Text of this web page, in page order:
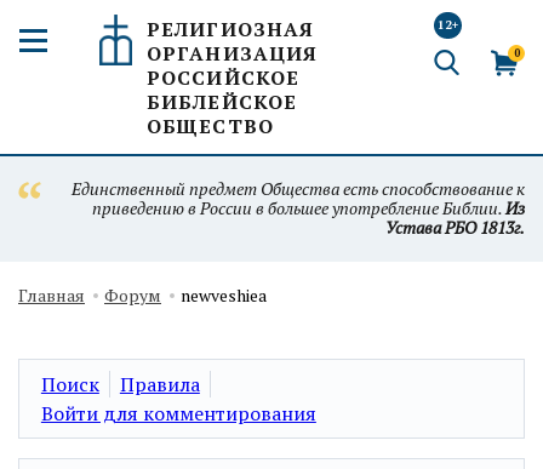
РЕЛИГИОЗНАЯ
ОРГАНИЗАЦИЯ
РОССИЙСКОЕ
БИБЛЕЙСКОЕ
ОБЩЕСТВО
12+
0
Единственный предмет Общества есть способствование к
приведению в России в большее употребление Библии.Из
Устава РБО 1813г.
Главная Форум newveshiea
Поиск
Правила
Войти для комментирования